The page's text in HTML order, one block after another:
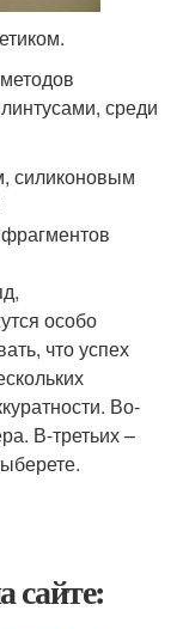
среди
силиконовым
особо
что успех
Во-
В-третьих –
сайте: